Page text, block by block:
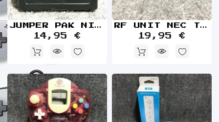
Retro
Informática
Videojuegos
JUMPER PAK NINTENDO 64
14,95 €
RF UNIT NEC TURBOGRAFX
19,95 €